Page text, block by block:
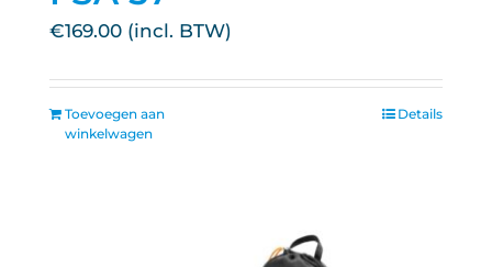
€169.00
Toevoegen aan
winkelwagen
Details